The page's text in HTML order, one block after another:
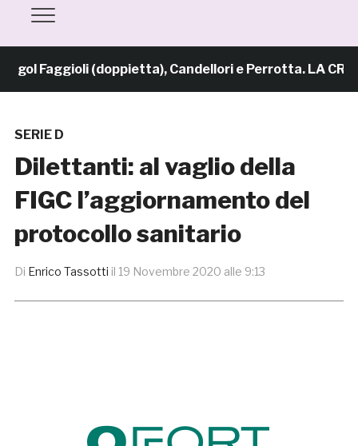
Faggioli (doppietta), Candellori e Perrotta. LA
SERIE D
Dilettanti: al vaglio della
FIGC l’aggiornamento del
protocollo sanitario
Di Enrico Tassotti il 19 Novembre 2020 alle 9:13